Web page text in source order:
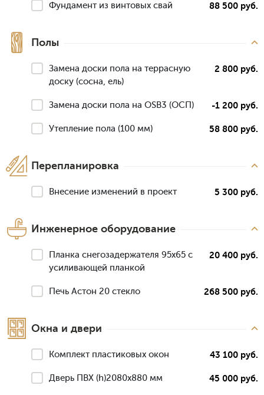
Фундамент из винтовых свай 88 500 руб.
Полы
Замена доски пола на террасную
доску (сосна, ель)
2 800 руб.
Замена доски пола на OSB3 (ОСП) -1 200 руб.
Утепление пола (100 мм) 58 800 руб.
Перепланировка
Внесение изменений в проект 5 300 руб.
Инженерное оборудование
Планка снегозадержателя 95х65 с
усиливающей планкой
20 400 руб.
Печь Астон 20 стекло 268 500 руб.
Окна и двери
Комплект пластиковых окон 43 100 руб.
Дверь ПВХ (h)2080х880 мм 45 000 руб.